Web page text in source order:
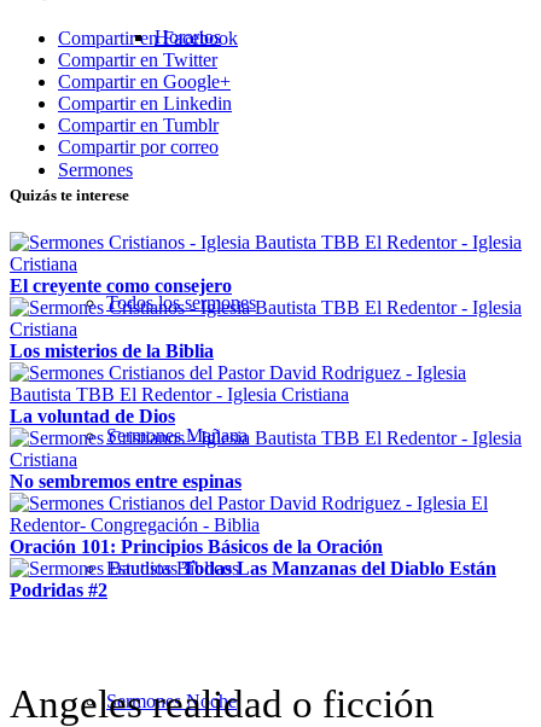
Horarios
Sermones
Todos los sermones
Sermones Mañana
Estudios Bíblicos
Sermones Noche
Compartir en Facebook
Compartir en Twitter
Compartir en Google+
Compartir en Linkedin
Compartir en Tumblr
Compartir por correo
Quizás te interese
El creyente como consejero
Los misterios de la Biblia
La voluntad de Dios
No sembremos entre espinas
Oración 101: Principios Básicos de la Oración
Todas Las Manzanas del Diablo Están
Podridas #2
Angeles realidad o ficción